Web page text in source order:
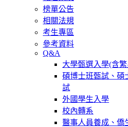
榜單公告
相關法規
考生專區
參考資料
Q&A
大學甄選入學(含
碩博士班甄試、碩
試
外國學生入學
校內轉系
醫事人員養成、僑